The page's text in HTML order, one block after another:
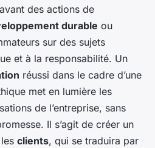
des actions de
durable ou
sur des sujets
et à la responsabilité. Un
réussi dans le cadre d’une
met en lumière les
de l’entreprise, sans
Il s’agit de créer un
clients, qui se traduira par